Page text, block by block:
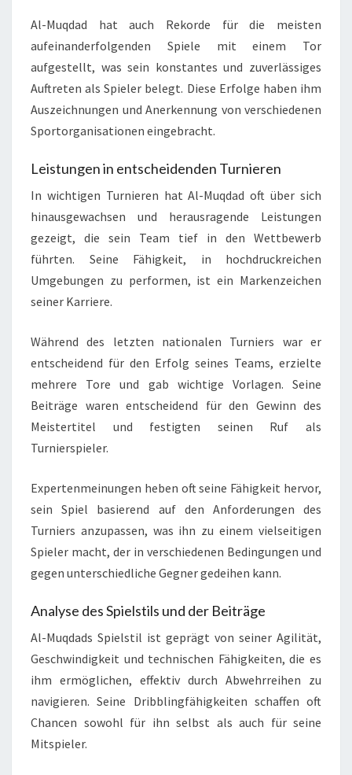
Al-Muqdad hat auch Rekorde für die meisten
aufeinanderfolgenden Spiele mit einem Tor
aufgestellt, was sein konstantes und zuverlässiges
Auftreten als Spieler belegt. Diese Erfolge haben ihm
Auszeichnungen und Anerkennung von verschiedenen
Sportorganisationen eingebracht.
Leistungen in entscheidenden Turnieren
In wichtigen Turnieren hat Al-Muqdad oft über sich
hinausgewachsen und herausragende Leistungen
gezeigt, die sein Team tief in den Wettbewerb
führten. Seine Fähigkeit, in hochdruckreichen
Umgebungen zu performen, ist ein Markenzeichen
seiner Karriere.
Während des letzten nationalen Turniers war er
entscheidend für den Erfolg seines Teams, erzielte
mehrere Tore und gab wichtige Vorlagen. Seine
Beiträge waren entscheidend für den Gewinn des
Meistertitel und festigten seinen Ruf als
Turnierspieler.
Expertenmeinungen heben oft seine Fähigkeit hervor,
sein Spiel basierend auf den Anforderungen des
Turniers anzupassen, was ihn zu einem vielseitigen
Spieler macht, der in verschiedenen Bedingungen und
gegen unterschiedliche Gegner gedeihen kann.
Analyse des Spielstils und der Beiträge
Al-Muqdads Spielstil ist geprägt von seiner Agilität,
Geschwindigkeit und technischen Fähigkeiten, die es
ihm ermöglichen, effektiv durch Abwehrreihen zu
navigieren. Seine Dribblingfähigkeiten schaffen oft
Chancen sowohl für ihn selbst als auch für seine
Mitspieler.